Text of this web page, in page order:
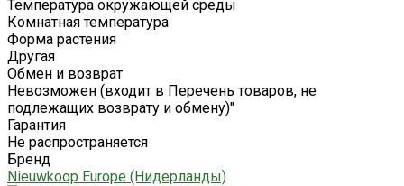
Температура окружающей среды
Комнатная температура
Форма растения
Другая
Обмен и возврат
Невозможен (входит в Перечень товаров, не
подлежащих возврату и обмену)"
Гарантия
Не распространяется
Бренд
Nieuwkoop Europe (Нидерланды)